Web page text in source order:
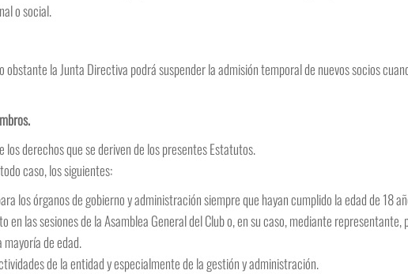
o social.
obstante la Junta Directiva podrá suspender la admisión temporal de nuevos socios
los derechos que se deriven de los presentes Estatutos.
caso, los siguientes:
los órganos de gobierno y administración siempre que hayan cumplido la edad de 18
en las sesiones de la Asamblea General del Club o, en su caso, mediante
mayoría de edad.
de la entidad y especialmente de la gestión y administración.